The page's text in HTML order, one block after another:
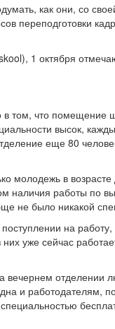
как они, со
переподготовки
1 октября
в том, что помещение
высок,
еще 80
молодежь в
наличия работы по
не было никакой
на
уже сейчас
вечернем отделении
и работодателям,